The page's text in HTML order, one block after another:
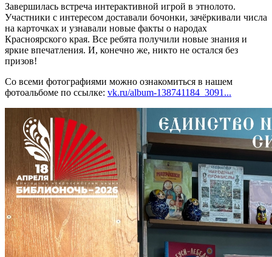
Завершилась встреча интерактивной игрой в этнолото.
Участники с интересом доставали бочонки, зачёркивали числа
на карточках и узнавали новые факты о народах
Красноярского края. Все ребята получили новые знания и
яркие впечатления. И, конечно же, никто не остался без
призов!
Со всеми фотографиями можно ознакомиться в нашем
фотоальбоме по ссылке: vk.ru/album-138741184_3091...